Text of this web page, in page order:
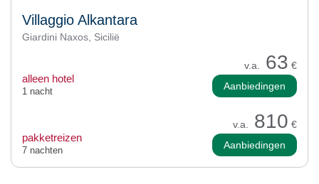
Villaggio Alkantara
Giardini Naxos, Sicilië
v.a. 63 €
alleen hotel
1 nacht Aanbiedingen
v.a. 810 €
pakketreizen
7 nachten Aanbiedingen